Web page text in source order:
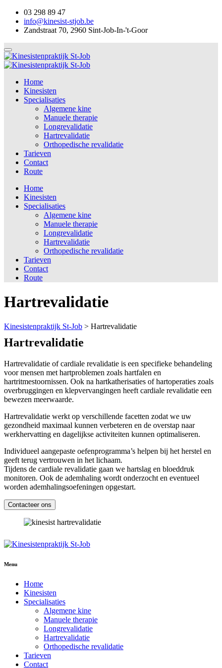
03 298 89 47
info@kinesist-stjob.be
Zandstraat 70, 2960 Sint-Job-In-'t-Goor
Home
Kinesisten
Specialisaties
Algemene kine
Manuele therapie
Longrevalidatie
Hartrevalidatie
Orthopedische revalidatie
Tarieven
Contact
Route
Home
Kinesisten
Specialisaties
Algemene kine
Manuele therapie
Longrevalidatie
Hartrevalidatie
Orthopedische revalidatie
Tarieven
Contact
Route
Hartrevalidatie
Kinesistenpraktijk St-Job > Hartrevalidatie
Hartrevalidatie
Hartrevalidatie of cardiale revalidatie is een specifieke behandeling
voor mensen met hartproblemen zoals hartfalen en
hartritmestoornissen. Ook na hartkatherisaties of hartoperaties zoals
overbruggingen en klepvervangingen heeft cardiale revalidatie een
bewezen meerwaarde.
Hartrevalidatie werkt op verschillende facetten zodat we uw
gezondheid maximaal kunnen verbeteren en de overstap naar
werkhervatting en dagelijkse activiteiten kunnen optimaliseren.
Individueel aangepaste oefenprogramma’s helpen bij het herstel en
geeft terug vertrouwen in het lichaam.
Tijdens de cardiale revalidatie gaan we hartslag en bloeddruk
monitoren. Ook de ademhaling wordt onderzocht en eventueel
worden ademhalingsoefeningen opgestart.
Contacteer ons
Menu
Home
Kinesisten
Specialisaties
Algemene kine
Manuele therapie
Longrevalidatie
Hartrevalidatie
Orthopedische revalidatie
Tarieven
Contact